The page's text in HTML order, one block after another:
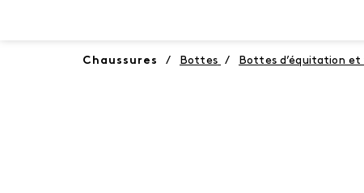
Chaussures / Bottes / Bottes d’équitation et